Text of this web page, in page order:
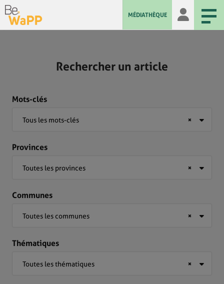
MÉDIATHÈQUE
Rechercher un article
Mots-clés
×
Tous les mots-clés
Provinces
×
Toutes les provinces
Communes
×
Toutes les communes
Thématiques
×
Toutes les thématiques